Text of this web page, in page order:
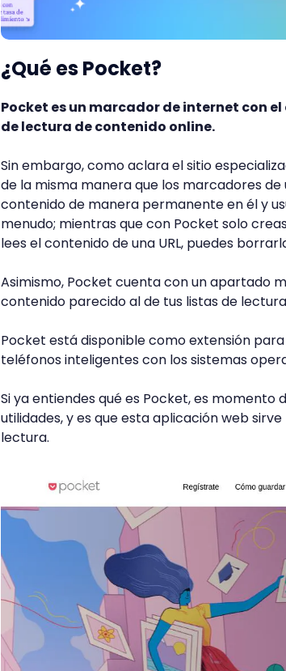
¿Qué es Pocket?
Pocket es un marcador de internet con
de lectura de contenido online.
Sin embargo, como aclara el sitio
de la misma manera que los marcadores
contenido de manera permanente en él y
menudo; mientras que con Pocket solo
lees el contenido de una URL, puedes
Asimismo, Pocket cuenta con un apartado
contenido parecido al de tus listas de
Pocket está disponible como extensión
teléfonos inteligentes con los sistemas
Si ya entiendes qué es Pocket, es momento
utilidades, y es que esta aplicación web
lectura.